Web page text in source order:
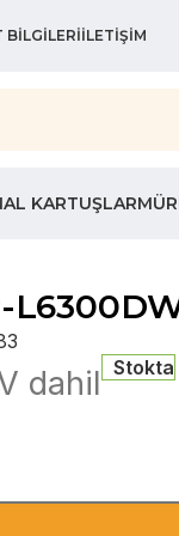
BILGILERIİLETIŞIM
KARTUŞLAR
dahil Stokta